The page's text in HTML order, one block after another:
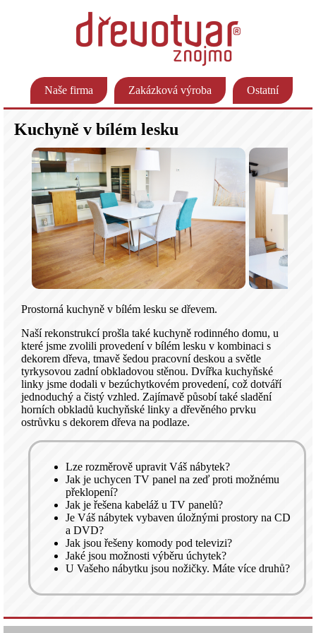
Naše firma Zakázková výroba Ostatní
Kuchyně v bílém lesku
Prostorná kuchyně v bílém lesku se dřevem.
Naší rekonstrukcí prošla také kuchyně rodinného domu, u
které jsme zvolili provedení v bílém lesku v kombinaci s
dekorem dřeva, tmavě šedou pracovní deskou a světle
tyrkysovou zadní obkladovou stěnou. Dvířka kuchyňské
linky jsme dodali v bezúchytkovém provedení, což dotváří
jednoduchý a čistý vzhled. Zajímavě působí také sladění
horních obkladů kuchyňské linky a dřevěného prvku
ostrůvku s dekorem dřeva na podlaze.
Lze rozměrově upravit Váš nábytek?
Jak je uchycen TV panel na zeď proti možnému
překlopení?
Jak je řešena kabeláž u TV panelů?
Je Váš nábytek vybaven úložnými prostory na CD
a DVD?
Jak jsou řešeny komody pod televizi?
Jaké jsou možnosti výběru úchytek?
U Vašeho nábytku jsou nožičky. Máte více druhů?